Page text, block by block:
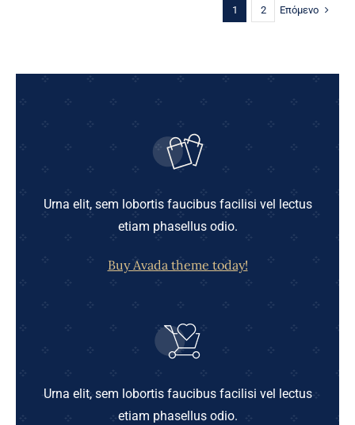
1 2 Επόμενο
Urna elit, sem lobortis faucibus facilisi vel lectus
etiam phasellus odio.
Buy Avada theme today!
Urna elit, sem lobortis faucibus facilisi vel lectus
etiam phasellus odio.